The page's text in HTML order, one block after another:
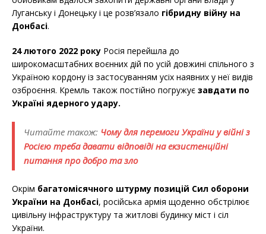
Луганську і Донецьку і це розв’язало гібридну війну на
Донбасі.
24 лютого 2022 року Росія перейшла до
широкомасштабних воєнних дій по усій довжині спільного з
Україною кордону із застосуванням усіх наявних у неї видів
озброєння. Кремль також постійно погружує завдати по
Україні ядерного удару.
Читайте також: Чому для перемоги України у війні з
Росією треба давати відповіді на екзистенційні
питання про добро та зло
Окрім багатомісячного штурму позицій Сил оборони
України на Донбасі, російська армія щоденно обстрілює
цивільну інфраструктуру та житлові будинку міст і сіл
України.